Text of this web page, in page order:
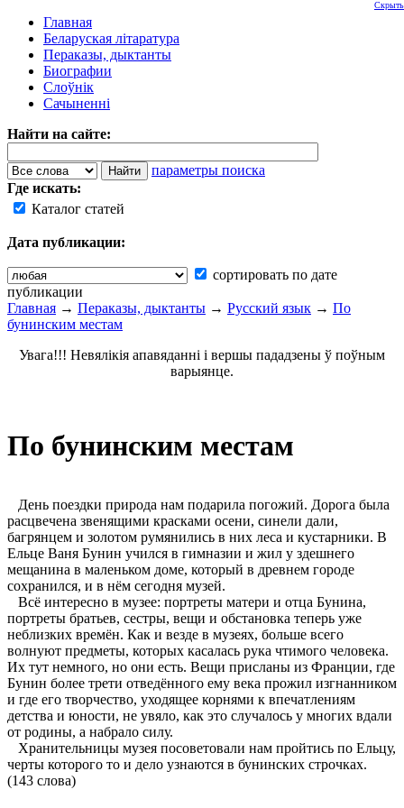
Главная
Беларуская літаратура
Пераказы, дыктанты
Биографии
Слоўнік
Сачыненні
Найти на сайте:
параметры поиска
Где искать:
Каталог статей
Дата публикации:
сортировать по дате
публикации
Скрыть
Главная → Пераказы, дыктанты → Русский язык → По
бунинским местам
Увага!!! Невялікія апавяданні і вершы пададзены ў поўным
варыянце.
По бунинским местам
День поездки природа нам подарила погожий. Дорога была
расцвечена звенящими красками осени, синели дали,
багрянцем и золотом румянились в них леса и кустарники. В
Ельце Ваня Бунин учился в гимназии и жил у здешнего
мещанина в маленьком доме, который в древнем городе
сохранился, и в нём сегодня музей.
Всё интересно в музее: портреты матери и отца Бунина,
портреты братьев, сестры, вещи и обстановка теперь уже
неблизких времён. Как и везде в музеях, больше всего
волнуют предметы, которых касалась рука чтимого человека.
Их тут немного, но они есть. Вещи присланы из Франции, где
Бунин более трети отведённого ему века прожил изгнанником
и где его творчество, уходящее корнями к впечатлениям
детства и юности, не увяло, как это случалось у многих вдали
от родины, а набрало силу.
Хранительницы музея посоветовали нам пройтись по Ельцу,
черты которого то и дело узнаются в бунинских строчках.
(143 слова)